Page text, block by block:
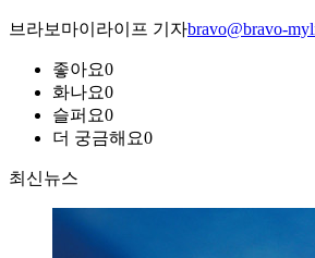
브라보마이라이프 기자bravo@bravo-
좋아요0
화나요0
슬퍼요0
더 궁금해요0
최신뉴스